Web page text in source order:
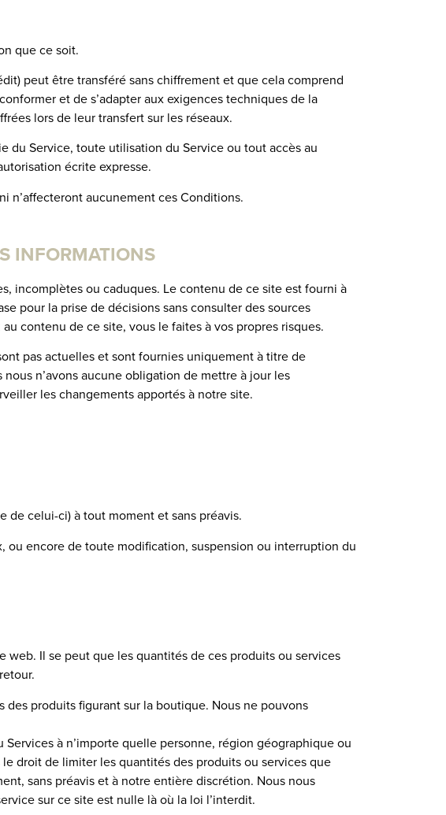
que ce soit.
peut être transféré sans chiffrement et que cela comprend
et de s’adapter aux exigences techniques de la
lors de leur transfert sur les réseaux.
du Service, toute utilisation du Service ou tout accès au
écrite expresse.
n’affecteront aucunement ces Conditions.
INFORMATIONS
incomplètes ou caduques. Le contenu de ce site est fourni à
pour la prise de décisions sans consulter des sources
contenu de ce site, vous le faites à vos propres risques.
pas actuelles et sont fournies uniquement à titre de
n’avons aucune obligation de mettre à jour les
les changements apportés à notre site.
de celui-ci) à tout moment et sans préavis.
ou encore de toute modification, suspension ou interruption du
web. Il se peut que les quantités de ces produits ou services
produits figurant sur la boutique. Nous ne pouvons
à n’importe quelle personne, région géographique ou
droit de limiter les quantités des produits ou services que
sans préavis et à notre entière discrétion. Nous nous
sur ce site est nulle là où la loi l’interdit.